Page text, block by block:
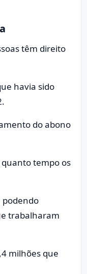
têm direito
havia sido
do abono
quanto tempo os
podendo
trabalharam
milhões que